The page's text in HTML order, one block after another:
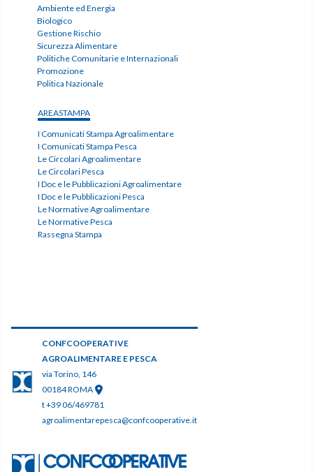
CONFCOOPERATIVE
AGROALIMENTARE E PESCA
via Torino, 146
00184 ROMA
t +39 06/469781
agroalimentarepesca@confcooperative.it
Ambiente ed Energia
Biologico
Gestione Rischio
Sicurezza Alimentare
Politiche Comunitarie e Internazionali
Promozione
Politica Nazionale
AREASTAMPA
I Comunicati Stampa Agroalimentare
I Comunicati Stampa Pesca
Le Circolari Agroalimentare
Le Circolari Pesca
I Doc e le Pubblicazioni Agroalimentare
I Doc e le Pubblicazioni Pesca
Le Normative Agroalimentare
Le Normative Pesca
Rassegna Stampa